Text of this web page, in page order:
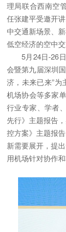
理局联合西南空
任张建平受邀开
中交通新场景、
低空经济的空中交
5月24日-26
会暨第九届深圳
济，未来已来”为
机场协会等多家
行业专家、学者
先行》主题报告
控方案》主题报
新需要展开，提
用机场针对协作